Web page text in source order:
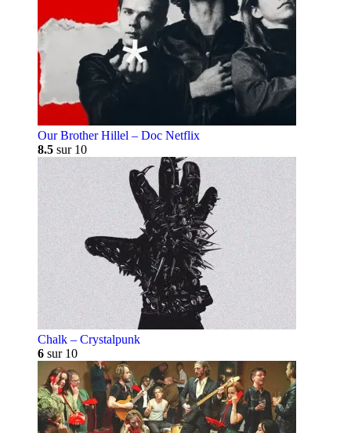
Our Brother Hillel – Doc Netflix
8.5 sur 10
Chalk – Crystalpunk
6 sur 10